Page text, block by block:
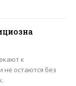
к
не остаются без